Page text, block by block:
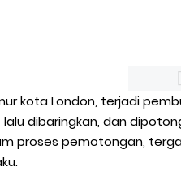
kota London, terjadi
lalu dibaringkan, dan
proses pemotongan,